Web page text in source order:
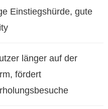
Einstiegshürde, gute
länger auf der
fördert